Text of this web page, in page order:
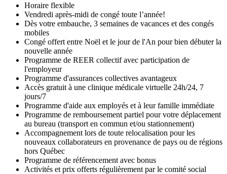
Horaire flexible
Vendredi après-midi de congé toute l’année!
Dès votre embauche, 3 semaines de vacances et des congés
mobiles
Congé offert entre Noël et le jour de l'An pour bien débuter la
nouvelle année
Programme de REER collectif avec participation de
l'employeur
Programme d'assurances collectives avantageux
Accès gratuit à une clinique médicale virtuelle 24h/24, 7
jours/7
Programme d'aide aux employés et à leur famille immédiate
Programme de remboursement partiel pour votre déplacement
au bureau (transport en commun et/ou stationnement)
Accompagnement lors de toute relocalisation pour les
nouveaux collaborateurs en provenance de pays ou de régions
hors Québec
Programme de référencement avec bonus
Activités et prix offerts régulièrement par le comité social